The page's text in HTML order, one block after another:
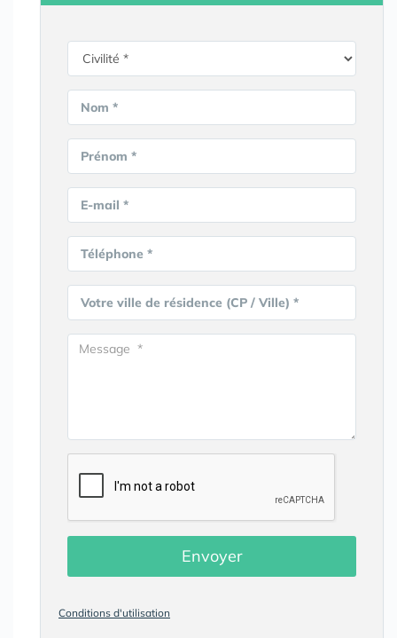
Nom *
Prénom *
E-mail *
Téléphone *
Votre ville de résidence (CP / Ville) *
Envoyer
Conditions d'utilisation